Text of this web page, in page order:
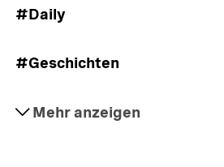
#Daily
#Geschichten
Mehr anzeigen
#Justiz